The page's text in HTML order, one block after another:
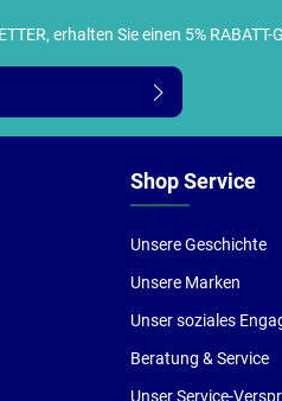
erhalten Sie einen 5%
Shop Service
Unsere Geschichte
Unsere Marken
Unser soziales
Beratung & Service
Unser Service-